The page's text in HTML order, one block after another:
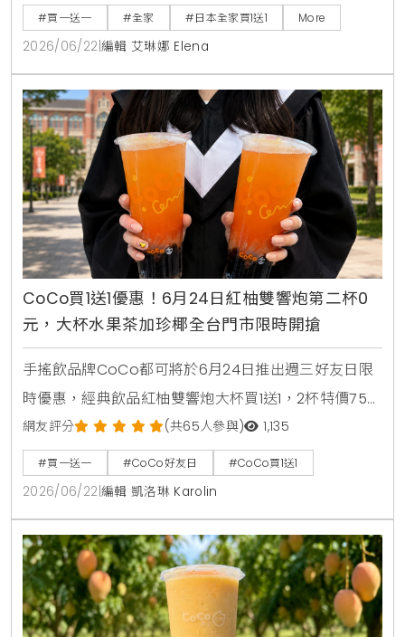
麵及熱銷巧克力零食，消費者購買指定商品即可於隔週
憑發票免費兌換，是近期台灣讀者前往日本旅遊、自由
行時不可錯過的超商省錢必看攻略。
#買一送一 #全家 #日本全家買1送1 More
2026/06/22 編輯 艾琳娜 Elena
CoCo買1送1優惠！6月24日紅柚雙響炮第二杯0
元，大杯水果茶加珍椰全台門市限時開搶
手搖飲品牌CoCo都可將於6月24日推出週三好友日限
時優惠，經典飲品紅柚雙響炮大杯買1送1，2杯特價75
元。消費者透過官方LINE帳號領取優惠券，即可在線上
點餐平台享有第二杯0元優惠，每人限領2張。
網友評分 (共65人參與) 1,135
#買一送一 #CoCo好友日 #CoCo買1送1
2026/06/22 編輯 凱洛琳 Karolin